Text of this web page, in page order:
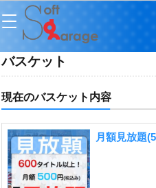
バスケット
現在のバスケット内容
月額見放題